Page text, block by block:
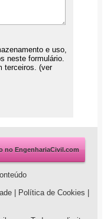
e uso,
neste formulário.
terceiros. (ver
no EngenhariaCivil.com
Política de Cookies